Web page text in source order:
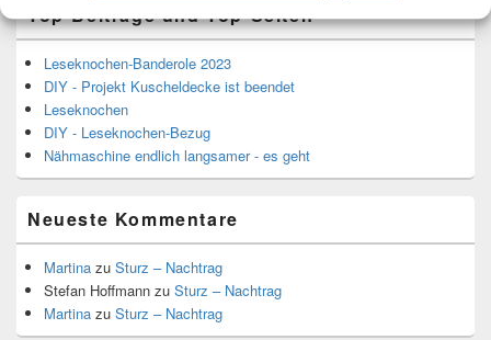
Top-Beiträge und Top-Seiten
Leseknochen-Banderole 2023
DIY - Projekt Kuscheldecke ist beendet
Leseknochen
DIY - Leseknochen-Bezug
Nähmaschine endlich langsamer - es geht
Neueste Kommentare
Martina zu Sturz – Nachtrag
Stefan Hoffmann zu Sturz – Nachtrag
Martina zu Sturz – Nachtrag